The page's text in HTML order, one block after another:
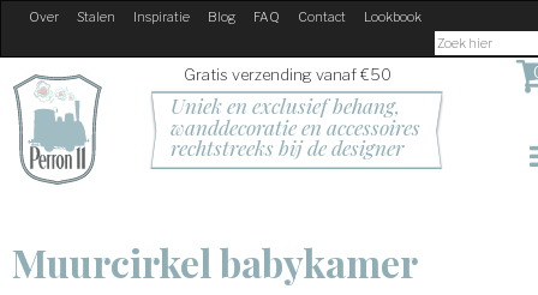
Over Stalen Inspiratie Blog FAQ Contact Lookbook
Gratis verzending vanaf €50
Uniek en exclusief behang,
wanddecoratie en accessoires
rechtstreeks bij de designer
Muurcirkel babykamer